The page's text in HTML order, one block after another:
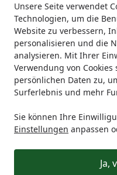
Unsere Seite verwendet
Technologien, um die
Website zu verbessern,
personalisieren und die
analysieren. Mit Ihrer
Verwendung von
persönlichen Daten zu,
Surferlebnis und mehr
Sie können Ihre
Einstellungen anpassen
Ja,
Startseite
Alberts® Zierwinkel,
Alberts®
galvanisch
50x50x20 mm